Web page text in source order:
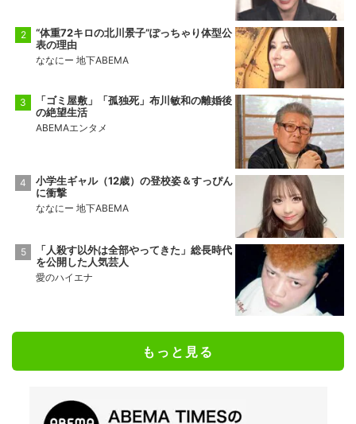
“体重72キロの北川景子”ぽっちゃり体型公
表の理由
ななにー 地下ABEMA
「ゴミ屋敷」「孤独死」布川敏和の離婚後
の絶望生活
ABEMAエンタメ
小学生ギャル（12歳）の登校姿＆すっぴん
に衝撃
ななにー 地下ABEMA
「人殺す以外は全部やってきた」総長時代
を公開した人気芸人
愛のハイエナ
もっと見る